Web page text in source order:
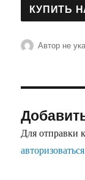
Автор
Автор не
Для отправки
авторизоваться